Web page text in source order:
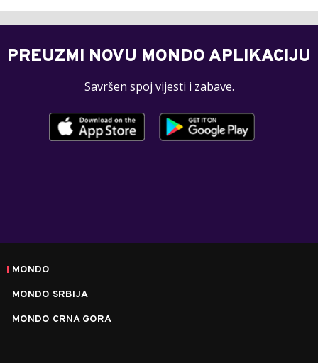
PREUZMI NOVU MONDO APLIKACIJU
Savršen spoj vijesti i zabave.
MONDO
MONDO SRBIJA
MONDO CRNA GORA